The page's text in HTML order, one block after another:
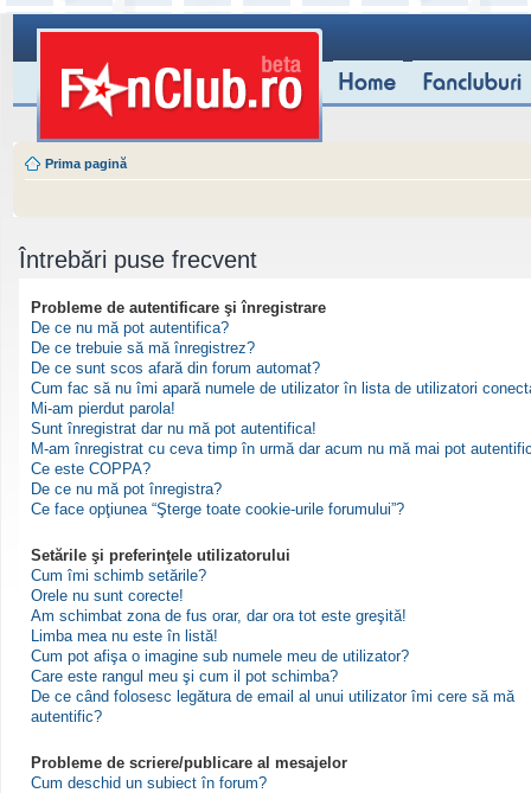
Prima pagină
Întrebări puse frecvent
Probleme de autentificare şi înregistrare
De ce nu mă pot autentifica?
De ce trebuie să mă înregistrez?
De ce sunt scos afară din forum automat?
Cum fac să nu îmi apară numele de utilizator în lista de utilizatori
Mi-am pierdut parola!
Sunt înregistrat dar nu mă pot autentifica!
M-am înregistrat cu ceva timp în urmă dar acum nu mă mai pot
Ce este COPPA?
De ce nu mă pot înregistra?
Ce face opţiunea “Şterge toate cookie-urile forumului”?
Setările şi preferinţele utilizatorului
Cum îmi schimb setările?
Orele nu sunt corecte!
Am schimbat zona de fus orar, dar ora tot este greşită!
Limba mea nu este în listă!
Cum pot afişa o imagine sub numele meu de utilizator?
Care este rangul meu şi cum il pot schimba?
De ce când folosesc legătura de email al unui utilizator îmi cere să mă
autentific?
Probleme de scriere/publicare al mesajelor
Cum deschid un subiect în forum?